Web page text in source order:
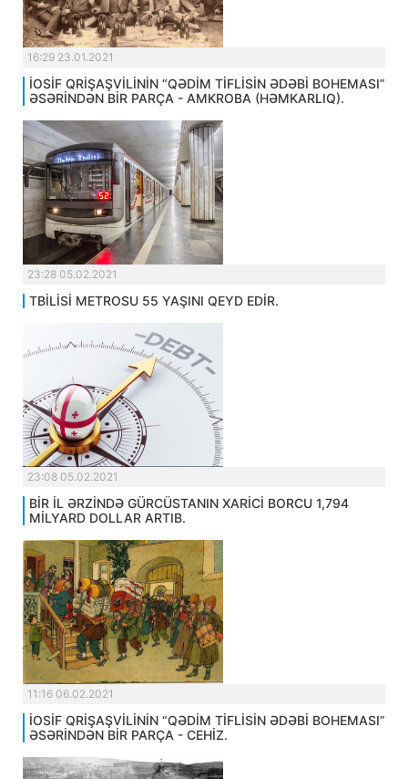
16:29 23.01.2021
İOSİF QRİŞAŞVİLİNİN “QƏDİM TİFLİSİN ƏDƏBİ BOHEMASI”
ƏSƏRİNDƏN BİR PARÇA - AMKROBA (HƏMKARLIQ).
23:28 05.02.2021
TBİLİSİ METROSU 55 YAŞINI QEYD EDİR.
23:08 05.02.2021
BİR İL ƏRZİNDƏ GÜRCÜSTANIN XARİCİ BORCU 1,794
MİLYARD DOLLAR ARTIB.
11:16 06.02.2021
İOSİF QRİŞAŞVİLİNİN “QƏDİM TİFLİSİN ƏDƏBİ BOHEMASI”
ƏSƏRİNDƏN BİR PARÇA - CEHİZ.